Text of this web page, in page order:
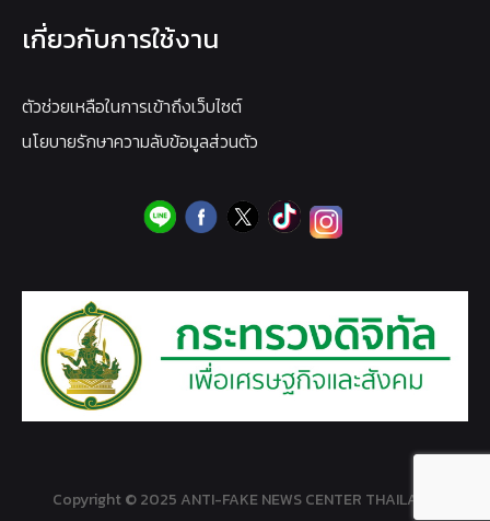
เกี่ยวกับการใช้งาน
ตัวช่วยเหลือในการเข้าถึงเว็บไซต์
นโยบายรักษาความลับข้อมูลส่วนตัว
Copyright © 2025 ANTI-FAKE NEWS CENTER THAILAND